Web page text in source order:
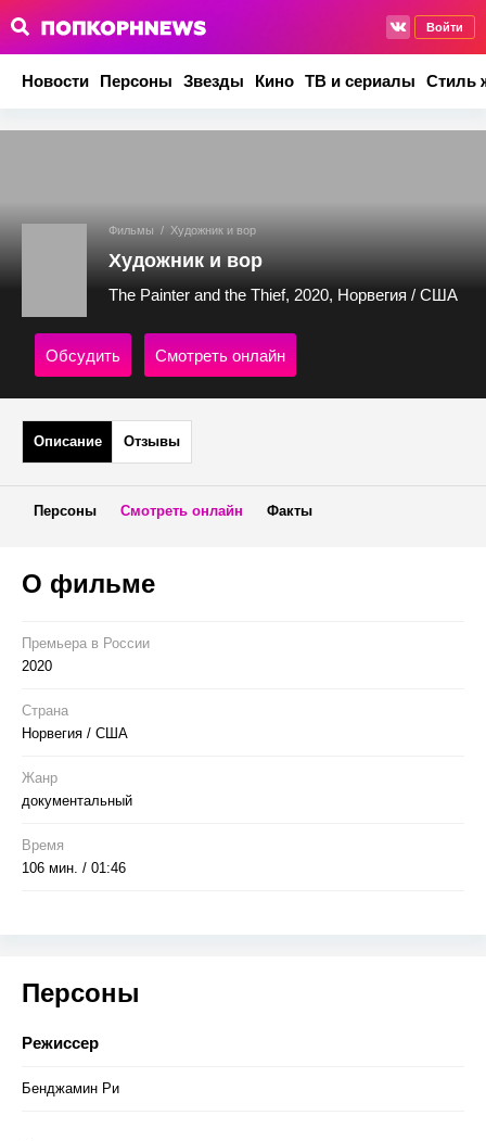
Войти
Новости Персоны Звезды Кино ТВ и сериалы Стиль
Фильмы / Художник и вор
Художник и вор
The Painter and the Thief, 2020, Норвегия / США
Обсудить Смотреть онлайн
Описание Отзывы
Персоны Смотреть онлайн Факты
О фильме
Премьера в Росcии
2020
Страна
Норвегия / США
Жанр
документальный
Время
106 мин. / 01:46
Персоны
Режиссер
Бенджамин Ри